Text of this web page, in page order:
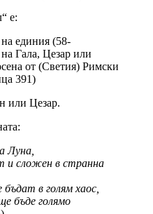
е:
единия (58-
Гала, Цезар или
от (Светия) Римски
391)
или Цезар.
Луна,
и сложен в странна
в голям хаос,
бъде голямо